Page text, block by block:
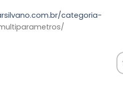
categoria-